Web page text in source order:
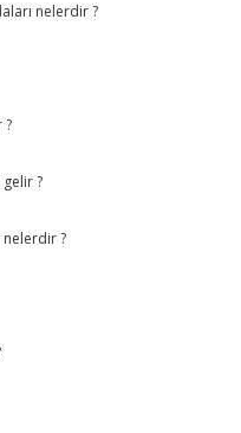
nelerdir ?
?
?